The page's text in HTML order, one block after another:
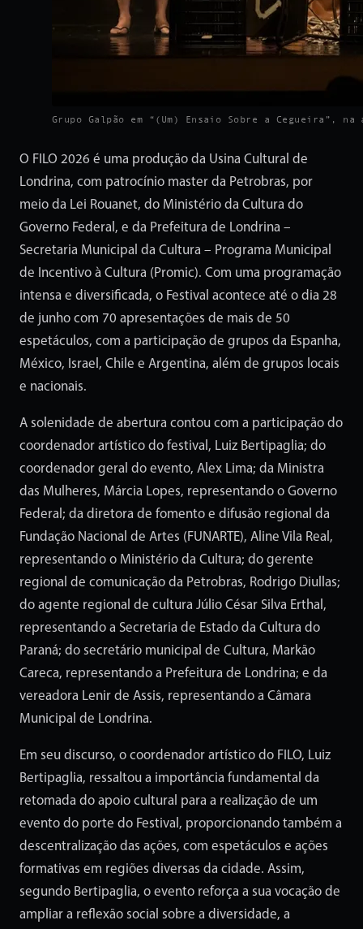
Grupo Galpão em “(Um) Ensaio Sobre a Cegueira”,
O FILO 2026 é uma produção da Usina Cultural de
Londrina, com patrocínio master da Petrobras, por
meio da Lei Rouanet, do Ministério da Cultura do
Governo Federal, e da Prefeitura de Londrina –
Secretaria Municipal da Cultura – Programa Municipal
de Incentivo à Cultura (Promic). Com uma programação
intensa e diversificada, o Festival acontece até o dia 28
de junho com 70 apresentações de mais de 50
espetáculos, com a participação de grupos da Espanha,
México, Israel, Chile e Argentina, além de grupos locais
e nacionais.
A solenidade de abertura contou com a participação do
coordenador artístico do festival, Luiz Bertipaglia; do
coordenador geral do evento, Alex Lima; da Ministra
das Mulheres, Márcia Lopes, representando o Governo
Federal; da diretora de fomento e difusão regional da
Fundação Nacional de Artes (FUNARTE), Aline Vila Real,
representando o Ministério da Cultura; do gerente
regional de comunicação da Petrobras, Rodrigo Diullas;
do agente regional de cultura Júlio César Silva Erthal,
representando a Secretaria de Estado da Cultura do
Paraná; do secretário municipal de Cultura, Markão
Careca, representando a Prefeitura de Londrina; e da
vereadora Lenir de Assis, representando a Câmara
Municipal de Londrina.
Em seu discurso, o coordenador artístico do FILO, Luiz
Bertipaglia, ressaltou a importância fundamental da
retomada do apoio cultural para a realização de um
evento do porte do Festival, proporcionando também a
descentralização das ações, com espetáculos e ações
formativas em regiões diversas da cidade. Assim,
segundo Bertipaglia, o evento reforça a sua vocação de
ampliar a reflexão social sobre a diversidade, a